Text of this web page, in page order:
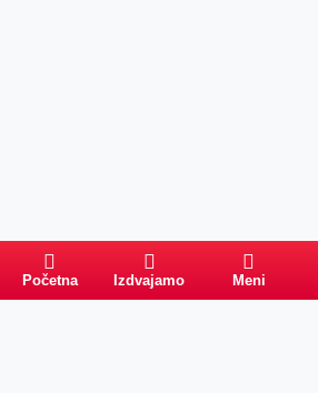
Početna Izdvajamo Meni